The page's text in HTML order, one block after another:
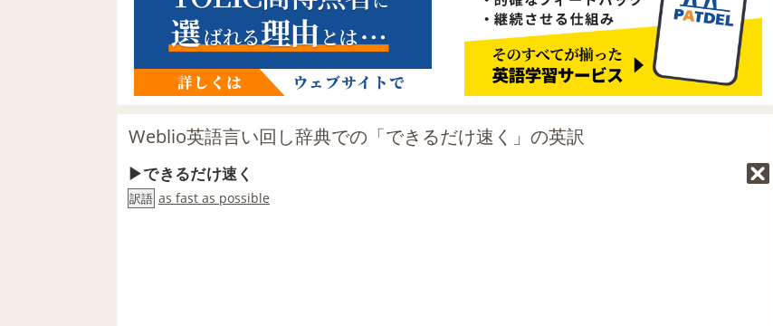
Weblio英語言い回し辞典での「できるだけ速く」の英訳
できるだけ速く
訳語 as fast as possible